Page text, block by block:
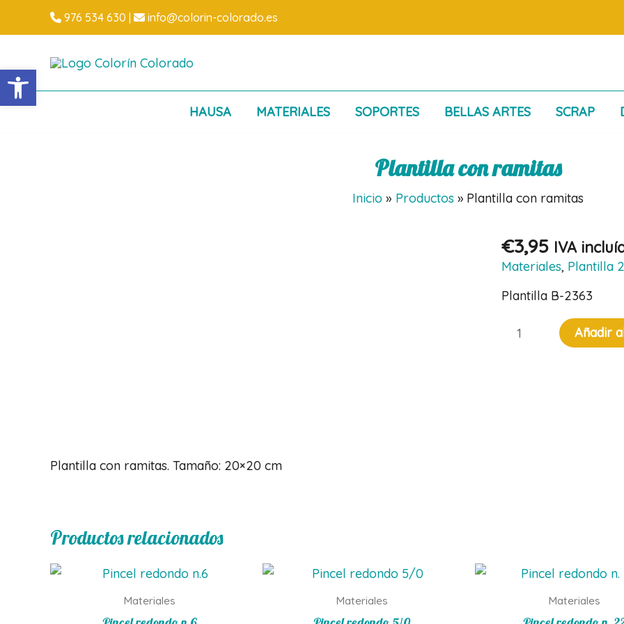
Abrir barra de herramientas
976 534 630 | info@colorin-colorado.es
HAUSA MATERIALES SOPORTES BELLAS ARTES SCRAP
Plantilla con ramitas
Inicio Productos Plantilla con ramitas
€3,95 IVA
Materiales, Plantilla
Plantilla B-2363
Plantilla
Añadir
Plantilla con ramitas. Tamaño: 20×20 cm
Productos relacionados
Materiales Materiales Materiales